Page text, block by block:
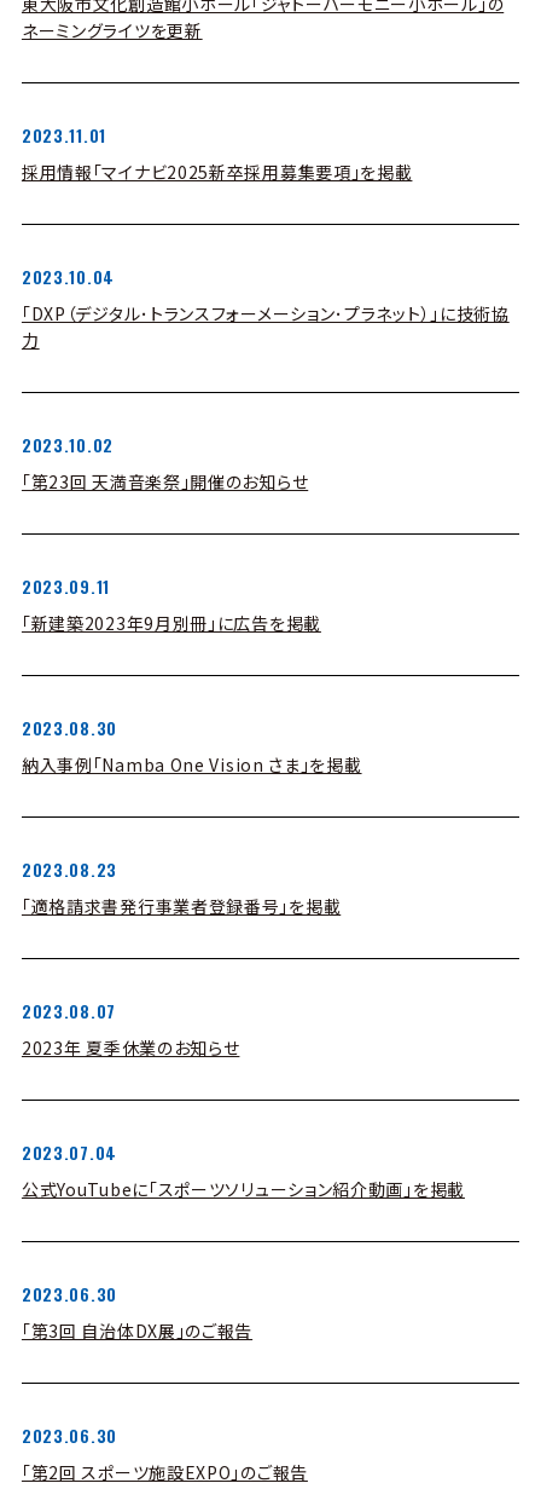
ネーミングライツを更新
2023.11.01
採用情報「マイナビ2025新卒採用募集要項」を掲載
2023.10.04
「DXP（デジタル･トランスフォーメーション･プラネット）」に技術協
力
2023.10.02
「第23回 天満音楽祭」開催のお知らせ
2023.09.11
「新建築2023年9月別冊」に広告を掲載
2023.08.30
納入事例「Namba One Vision さま」を掲載
2023.08.23
「適格請求書発行事業者登録番号」を掲載
2023.08.07
2023年 夏季休業のお知らせ
2023.07.04
公式YouTubeに「スポーツソリューション紹介動画」を掲載
2023.06.30
「第3回 自治体DX展」のご報告
2023.06.30
「第2回 スポーツ施設EXPO」のご報告